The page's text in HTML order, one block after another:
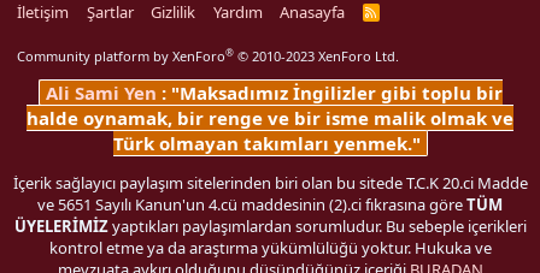
İletişim Şartlar Gizlilik Yardım Anasayfa
R
Community platform by XenForo® © 2010-2023 XenForo Ltd.
Ali Sami Yen : "Maksadımız İngilizler gibi toplu bir
halde oynamak, bir renge ve bir isme malik olmak ve
Türk olmayan takımları yenmek."
İçerik sağlayıcı paylaşım sitelerinden biri olan bu sitede T.C.K 20.ci Madde
ve 5651 Sayılı Kanun'un 4.cü maddesinin (2).ci fıkrasına göreTÜM
ÜYELERİMİZyaptıkları paylaşımlardan sorumludur. Bu sebeple içerikleri
kontrol etme ya da araştırma yükümlülüğü yoktur. Hukuka ve